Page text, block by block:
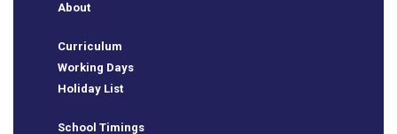
About
Curriculum
Working Days
Holiday List
School Timings